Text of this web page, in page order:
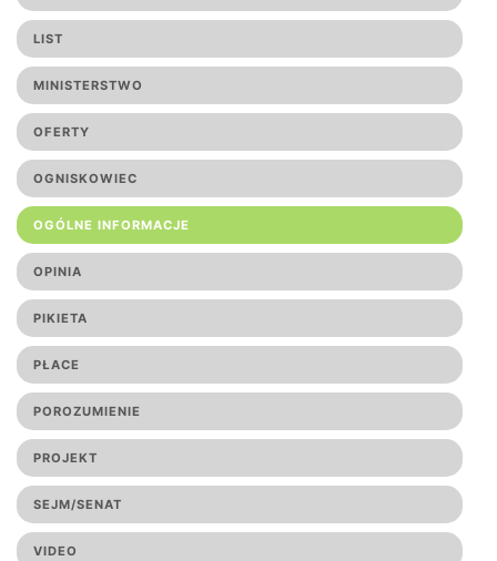
LIST
MINISTERSTWO
OFERTY
OGNISKOWIEC
OGÓLNE INFORMACJE
OPINIA
PIKIETA
PŁACE
POROZUMIENIE
PROJEKT
SEJM/SENAT
VIDEO